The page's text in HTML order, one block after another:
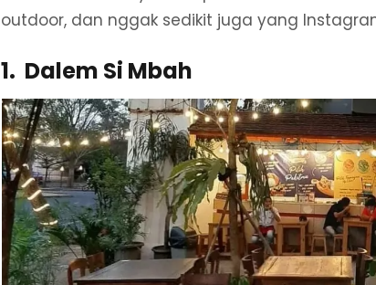
outdoor, dan nggak sedikit juga yang
1. Dalem Si Mbah